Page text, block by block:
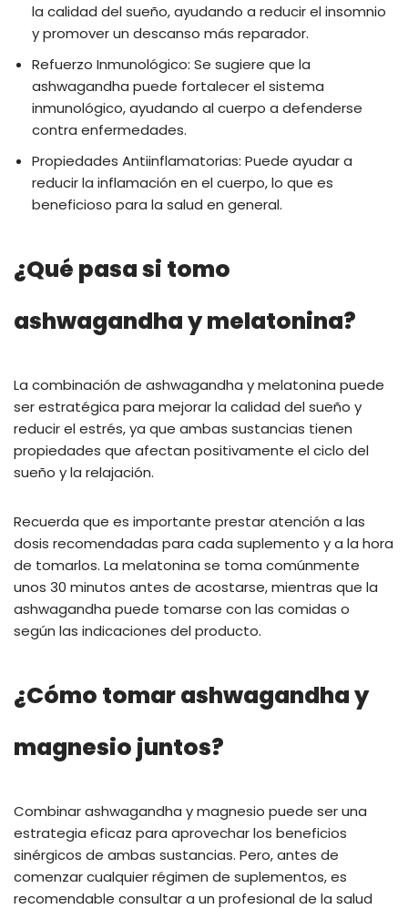
la calidad del sueño, ayudando a reducir el insomnio
y promover un descanso más reparador.
Refuerzo Inmunológico: Se sugiere que la
ashwagandha puede fortalecer el sistema
inmunológico, ayudando al cuerpo a defenderse
contra enfermedades.
Propiedades Antiinflamatorias: Puede ayudar a
reducir la inflamación en el cuerpo, lo que es
beneficioso para la salud en general.
¿Qué pasa si tomo
ashwagandha y melatonina?
La combinación de ashwagandha y melatonina puede
ser estratégica para mejorar la calidad del sueño y
reducir el estrés, ya que ambas sustancias tienen
propiedades que afectan positivamente el ciclo del
sueño y la relajación.
Recuerda que es importante prestar atención a las
dosis recomendadas para cada suplemento y a la hora
de tomarlos. La melatonina se toma comúnmente
unos 30 minutos antes de acostarse, mientras que la
ashwagandha puede tomarse con las comidas o
según las indicaciones del producto.
¿Cómo tomar ashwagandha y
magnesio juntos?
Combinar ashwagandha y magnesio puede ser una
estrategia eficaz para aprovechar los beneficios
sinérgicos de ambas sustancias. Pero, antes de
comenzar cualquier régimen de suplementos, es
recomendable consultar a un profesional de la salud